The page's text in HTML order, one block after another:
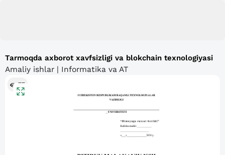
Tarmoqda axborot xavfsizligi va blokchain texnologiyasi
Amaliy ishlar | Informatika va AT
77